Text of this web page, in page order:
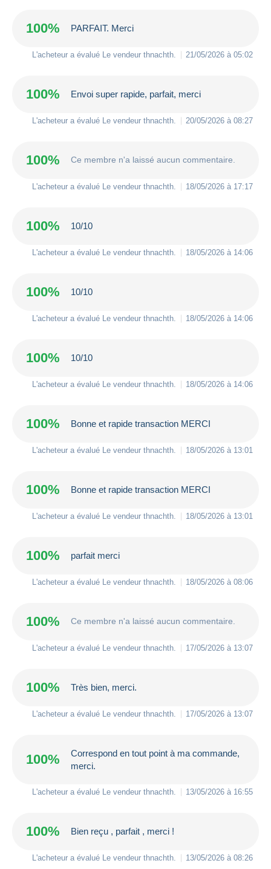
100% PARFAIT. Merci
L'acheteur a évalué Le vendeur thnachth 21/05/2026 à 05:02
100% Envoi super rapide, parfait, merci
L'acheteur a évalué Le vendeur thnachth 20/05/2026 à 08:27
100% Ce membre n'a laissé aucun commentaire.
L'acheteur a évalué Le vendeur thnachth 18/05/2026 à 17:17
100% 10/10
L'acheteur a évalué Le vendeur thnachth 18/05/2026 à 14:06
100% 10/10
L'acheteur a évalué Le vendeur thnachth 18/05/2026 à 14:06
100% 10/10
L'acheteur a évalué Le vendeur thnachth 18/05/2026 à 14:06
100% Bonne et rapide transaction MERCI
L'acheteur a évalué Le vendeur thnachth 18/05/2026 à 13:01
100% Bonne et rapide transaction MERCI
L'acheteur a évalué Le vendeur thnachth 18/05/2026 à 13:01
100% parfait merci
L'acheteur a évalué Le vendeur thnachth 18/05/2026 à 08:06
100% Ce membre n'a laissé aucun commentaire.
L'acheteur a évalué Le vendeur thnachth 17/05/2026 à 13:07
100% Très bien, merci.
L'acheteur a évalué Le vendeur thnachth 17/05/2026 à 13:07
100%
Correspond en tout point à ma commande,
merci.
L'acheteur a évalué Le vendeur thnachth 13/05/2026 à 16:55
100% Bien reçu , parfait , merci !
L'acheteur a évalué Le vendeur thnachth 13/05/2026 à 08:26